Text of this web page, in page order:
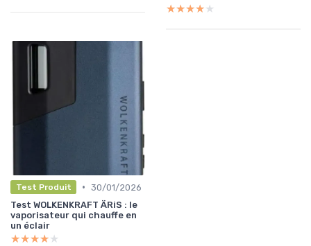
★★★★★
★★★★★
Test Produit • 30/01/2026
Test WOLKENKRAFT ÄRiS : le
vaporisateur qui chauffe en
un éclair
★★★★★
★★★★★